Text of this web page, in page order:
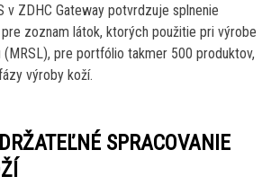
v ZDHC Gateway potvrdzuje splnenie
zoznam látok, ktorých použitie pri výrobe
(MRSL), pre portfólio takmer 500 produktov,
výroby koží.
SPRACOVANIE